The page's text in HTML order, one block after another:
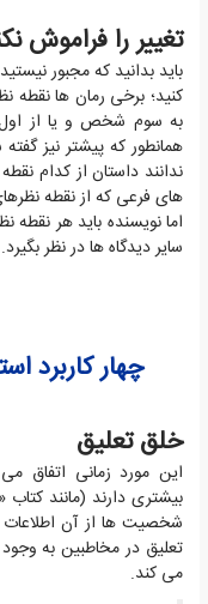
تغییر را فراموش
باید بدانید که مجبور
کنید؛ برخی رمان ها
به سوم شخص و یا از
همانطور که پیشتر نیز
ندانند داستان از کدام
های فرعی که از نقطه
اما نویسنده باید هر نقطه
سایر دیدگاه ها در نظر بگیرد.
چهار کاربرد
خلق تعلیق
این مورد زمانی اتفاق
بیشتری دارند (مانند کتاب
شخصیت ها از آن
تعلیق در مخاطبین به
می کند.